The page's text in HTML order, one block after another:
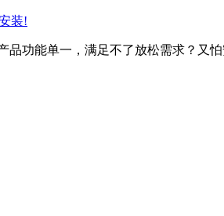
装!
功能单一，满足不了放松需求？又